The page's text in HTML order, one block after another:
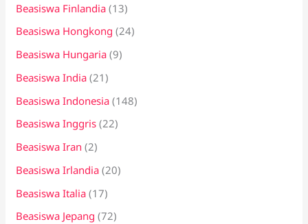
Beasiswa Finlandia (13)
Beasiswa Hongkong (24)
Beasiswa Hungaria (9)
Beasiswa India (21)
Beasiswa Indonesia (148)
Beasiswa Inggris (22)
Beasiswa Iran (2)
Beasiswa Irlandia (20)
Beasiswa Italia (17)
Beasiswa Jepang (72)